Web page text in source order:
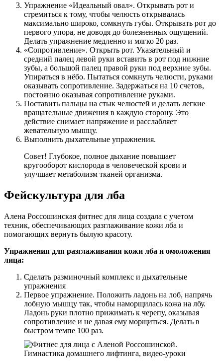
Упражнение «Идеальный овал». Открывать рот и
стремиться к тому, чтобы челюсть открывалась
максимально широко, сомкнуть губы. Открывать рот до
первого упора, не доводя до болезненных ощущений.
Делать упражнение медленно и мягко 20 раз.
«Сопротивление». Открыть рот. Указательный и
средний палец левой руки вставить в рот под нижние
зубы, а большой палец правой руки под верхние зубы.
Упираться в нёбо. Пытаться сомкнуть челюсти, руками
оказывать сопротивление. Задержаться на 10 счетов,
постоянно оказывая сопротивление руками.
Поставить пальцы на стык челюстей и делать легкие
вращательные движения в каждую сторону. Это
действие снимает напряжение и расслабляет
жевательную мышцу.
Выполнить дыхательные упражнения.
Совет! Глубокое, полное дыхание повышает
кругооборот кислорода в человеческой крови и
улучшает метаболизм тканей организма.
Фейскультура для лба
Алена Россошинская фитнес для лица создала с учетом
техник, обеспечивающих разглаживание кожи лба и
помогающих вернуть былую красоту.
Упражнения для разглаживания кожи лба и омоложения
лица:
Сделать разминочный комплекс и дыхательные
упражнения
Первое упражнение. Положить ладонь на лоб, напрячь
лобную мышцу так, чтобы наморщилась кожа на лбу.
Ладонь руки плотно прижимать к черепу, оказывая
сопротивление и не давая ему морщиться. Делать в
быстром темпе 100 раз.